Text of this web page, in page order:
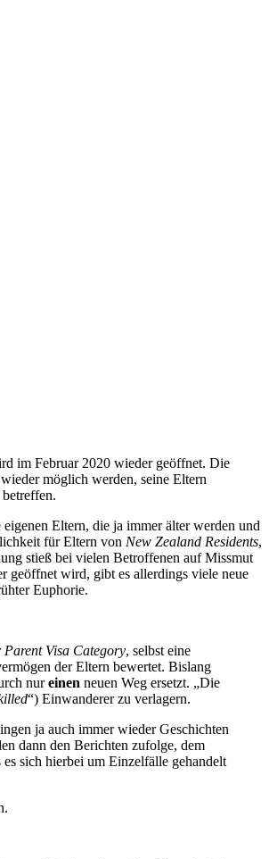
im Februar 2020 wieder geöffnet. Die
möglich werden, seine Eltern
Eltern, die ja immer älter werden und
für Eltern von New Zealand Residents,
stieß bei vielen Betroffenen auf Missmut
geöffnet wird, gibt es allerdings viele neue
Euphorie.
Parent Visa Category, selbst eine
der Eltern bewertet. Bislang
nureinen neuen Weg ersetzt. „Die
“) Einwanderer zu verlagern.
ja auch immer wieder Geschichten
dann den Berichten zufolge, dem
es sich hierbei um Einzelfälle gehandelt